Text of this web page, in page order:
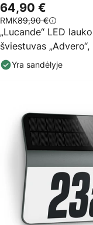
„Lucande“ LED
šviestuvas
spalvos, namo
64,90 €
RMK89,90 €
Yra sandėlyje